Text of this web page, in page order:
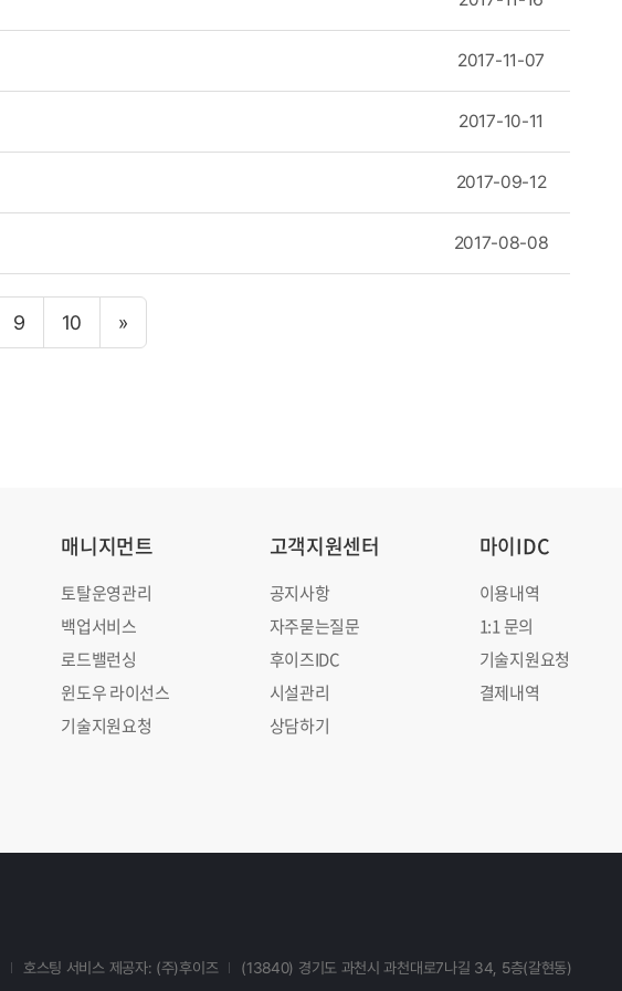
2017-11-07
2017-10-11
2017-09-12
2017-08-08
9 10 »
매니지먼트
토탈운영관리
백업서비스
로드밸런싱
윈도우 라이선스
기술지원요청
고객지원센터
공지사항
자주묻는질문
후이즈IDC
시설관리
상담하기
마이IDC
이용내역
1:1 문의
기술지원요청
결제내역
호스팅 서비스 제공자: (주)후이즈 (13840) 경기도 과천시 과천대로7나길 34, 5층(갈현동)